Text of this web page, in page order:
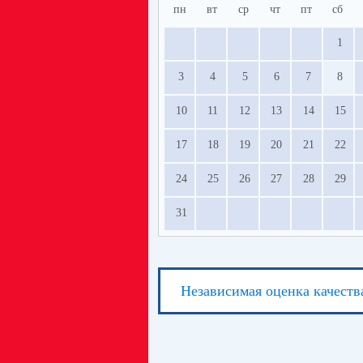
пн вт ср чт пт сб
1
3 4 5 6 7 8
10 11 12 13 14 15
17 18 19 20 21 22
24 25 26 27 28 29
31
Независимая оценка